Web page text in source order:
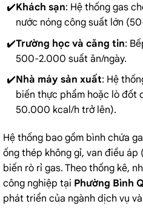
Khách sạn: Hệ thống gas
nước nóng công suất lớn
Trường học và căng tin:
500-2.000 suất ăn/ngày.
Nhà máy sản xuất: Hệ
biến thực phẩm hoặc lò đốt
50.000 kcal/h trở lên).
Hệ thống bao gồm bình chứa
ống thép không gỉ, van điều
biến rò rỉ gas. Theo thống kê,
công nghiệp tại Phường Bình
phát triển của ngành dịch vụ